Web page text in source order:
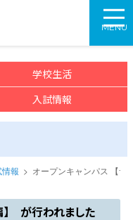
MENU
学校生活
入試情報
情報 オープンキャンパス 【
】 が行われました